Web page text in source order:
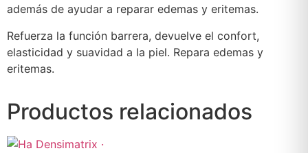
además de ayudar a reparar edemas y eritemas.
Refuerza la función barrera, devuelve el confort,
elasticidad y suavidad a la piel. Repara edemas y
eritemas.
Productos relacionados